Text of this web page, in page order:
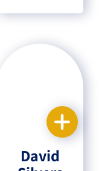
David